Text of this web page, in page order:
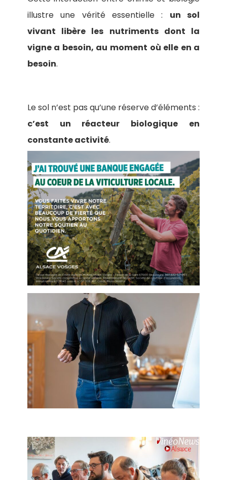
illustre une vérité essentielle : un sol
vivant libère les nutriments dont la
vigne a besoin, au moment où elle en a
besoin.
Le sol n’est pas qu’une réserve d’éléments :
c’est un réacteur biologique en
constante activité.